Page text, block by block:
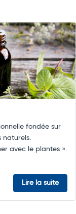
fondée sur
naturels.
avec le plantes ».
Lire la suite